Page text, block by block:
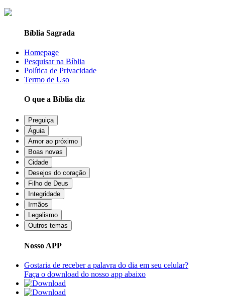
Bíblia Sagrada
Homepage
Pesquisar na Bíblia
Política de Privacidade
Termo de Uso
O que a Bíblia diz
Preguiça
Águia
Amor ao próximo
Boas novas
Cidade
Desejos do coração
Filho de Deus
Integridade
Irmãos
Legalismo
Outros temas
Nosso APP
Gostaria de receber a palavra do dia em seu celular?
Faça o download do nosso app abaixo